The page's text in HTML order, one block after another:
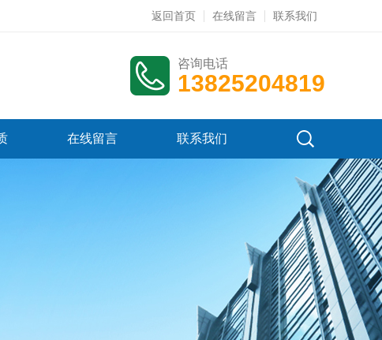
返回首页 在线留言 联系我们
咨询电话
13825204819
在线留言 联系我们